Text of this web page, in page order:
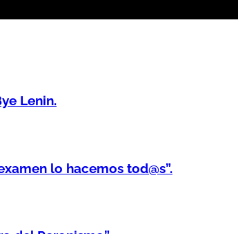
Lenin.
lo hacemos tod@s”.